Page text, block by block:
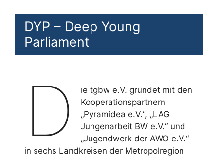
DYP – Deep Young
Parliament
D
ie tgbw e.V. gründet mit den
Kooperationspartnern
„Pyramidea e.V.“, „LAG
Jungenarbeit BW e.V.“ und
„Jugendwerk der AWO e.V.“
in sechs Landkreisen der Metropolregion